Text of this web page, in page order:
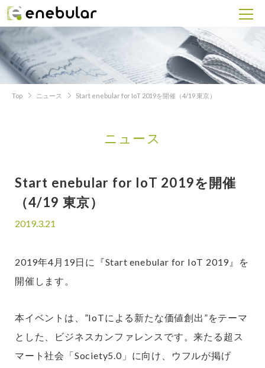
Top ニュース Start enebular for IoT 2019を開催（4/19 東京）
ニュース
Start enebular for IoT 2019を開催
（4/19 東京）
2019.3.21
2019年4月19日に『Start enebular for IoT 2019』を
開催します。
本イベントは、”IoTによる新たな価値創出”をテーマ
とした、ビジネスカンファレンスです。来たる超ス
マート社会「Society5.0」に向け、ウフルが掲げ